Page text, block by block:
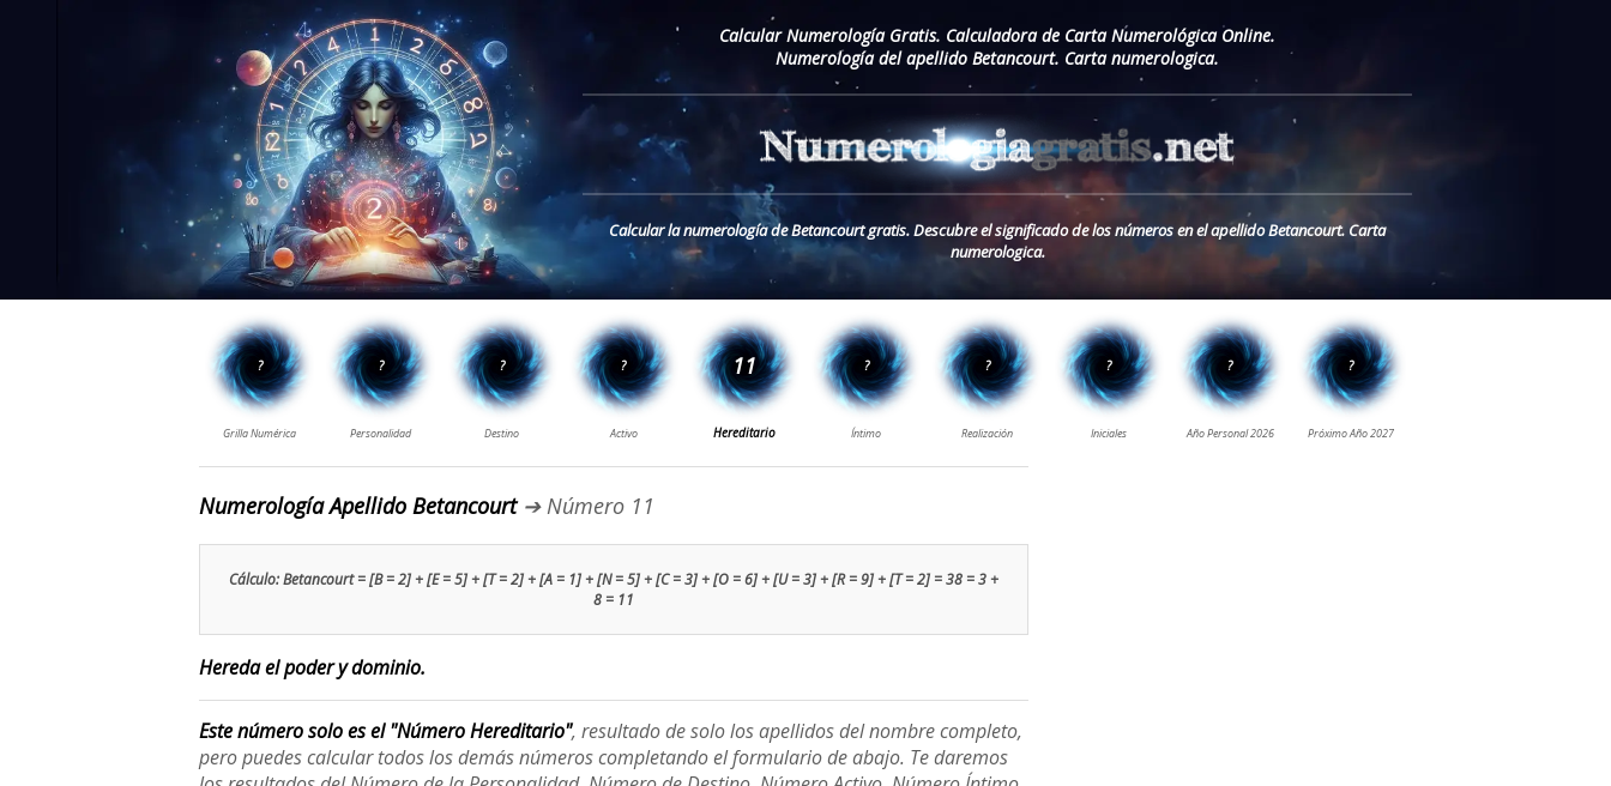
Calcular Numerología Gratis. Calculadora de Carta Numerológica Online.
Numerología del apellido Betancourt. Carta numerologica.
Calcular la numerología de Betancourt gratis. Descubre el significado de los números en el apellido Betancourt. Carta
numerologica.
Numerología Apellido Betancourt➔ Número 11
Cálculo: Betancourt = [B = 2] + [E = 5] + [T = 2] + [A = 1] + [N = 5] + [C = 3] + [O = 6] + [U = 3] + [R = 9] + [T = 2] = 38 = 3 +
8 = 11
Hereda el poder y dominio.
Este número solo es el "Número Hereditario", resultado de solo los apellidos del nombre completo,
pero puedes calcular todos los demás números completando el formulario de abajo. Te daremos